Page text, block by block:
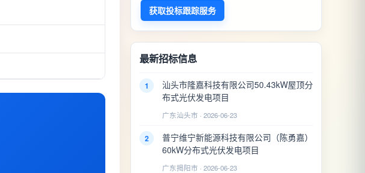
获取投标跟踪服务
最新招标信息
1
汕头市隆嘉科技有限公司50.43kW屋顶分
布式光伏发电项目
广东汕头市 · 2026-06-23
2
普宁维宁新能源科技有限公司（陈勇嘉）
60kW分布式光伏发电项目
广东揭阳市 · 2026-06-23